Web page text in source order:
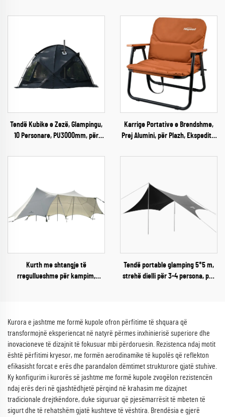
Tendë Kubike e Zezë, Glampingu,
10 Personare, PU3000mm, për
në Dimër
Karrige Portative e Brendshme,
Prej Alumini, për Plazh, Ekspedita,
Kurth me shtangje të
rregullueshme për kampim,
plazh, hije
Tendë portable glamping 5*5 m,
strehë dielli për 3-4 persona, për
Kurora e jashtme me formë kupole ofron përfitime të shquara që
transformojnë eksperiencat në natyrë përmes inxhinierisë superiore dhe
inovacioneve të dizajnit të fokusuar mbi përdoruesin. Rezistenca ndaj motit
është përfitimi kryesor, me formën aerodinamike të kupolës që reflekton
efikasisht forcat e erës dhe parandalon dëmtimet strukturore gjatë stuhive.
Ky konfigurim i kurorës së jashtme me formë kupole zvogëlon rezistencën
ndaj erës deri në gjashtëdhjetë përqind në krahasim me dizajnet
tradicionale drejtkëndore, duke siguruar që pjesëmarrësit të mbeten të
sigurt dhe të rehatshëm gjatë kushteve të vështira. Brendësia e gjerë